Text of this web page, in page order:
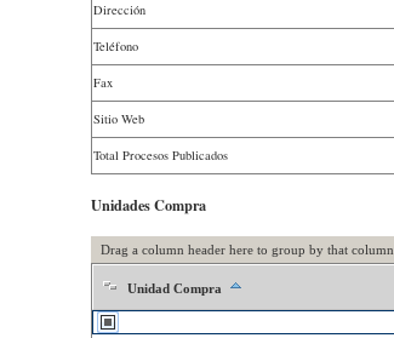
Dirección
Teléfono
Fax
Sitio Web
Total Procesos Publicados
Unidades Compra
Drag a column header here to group by that column
Unidad Compra